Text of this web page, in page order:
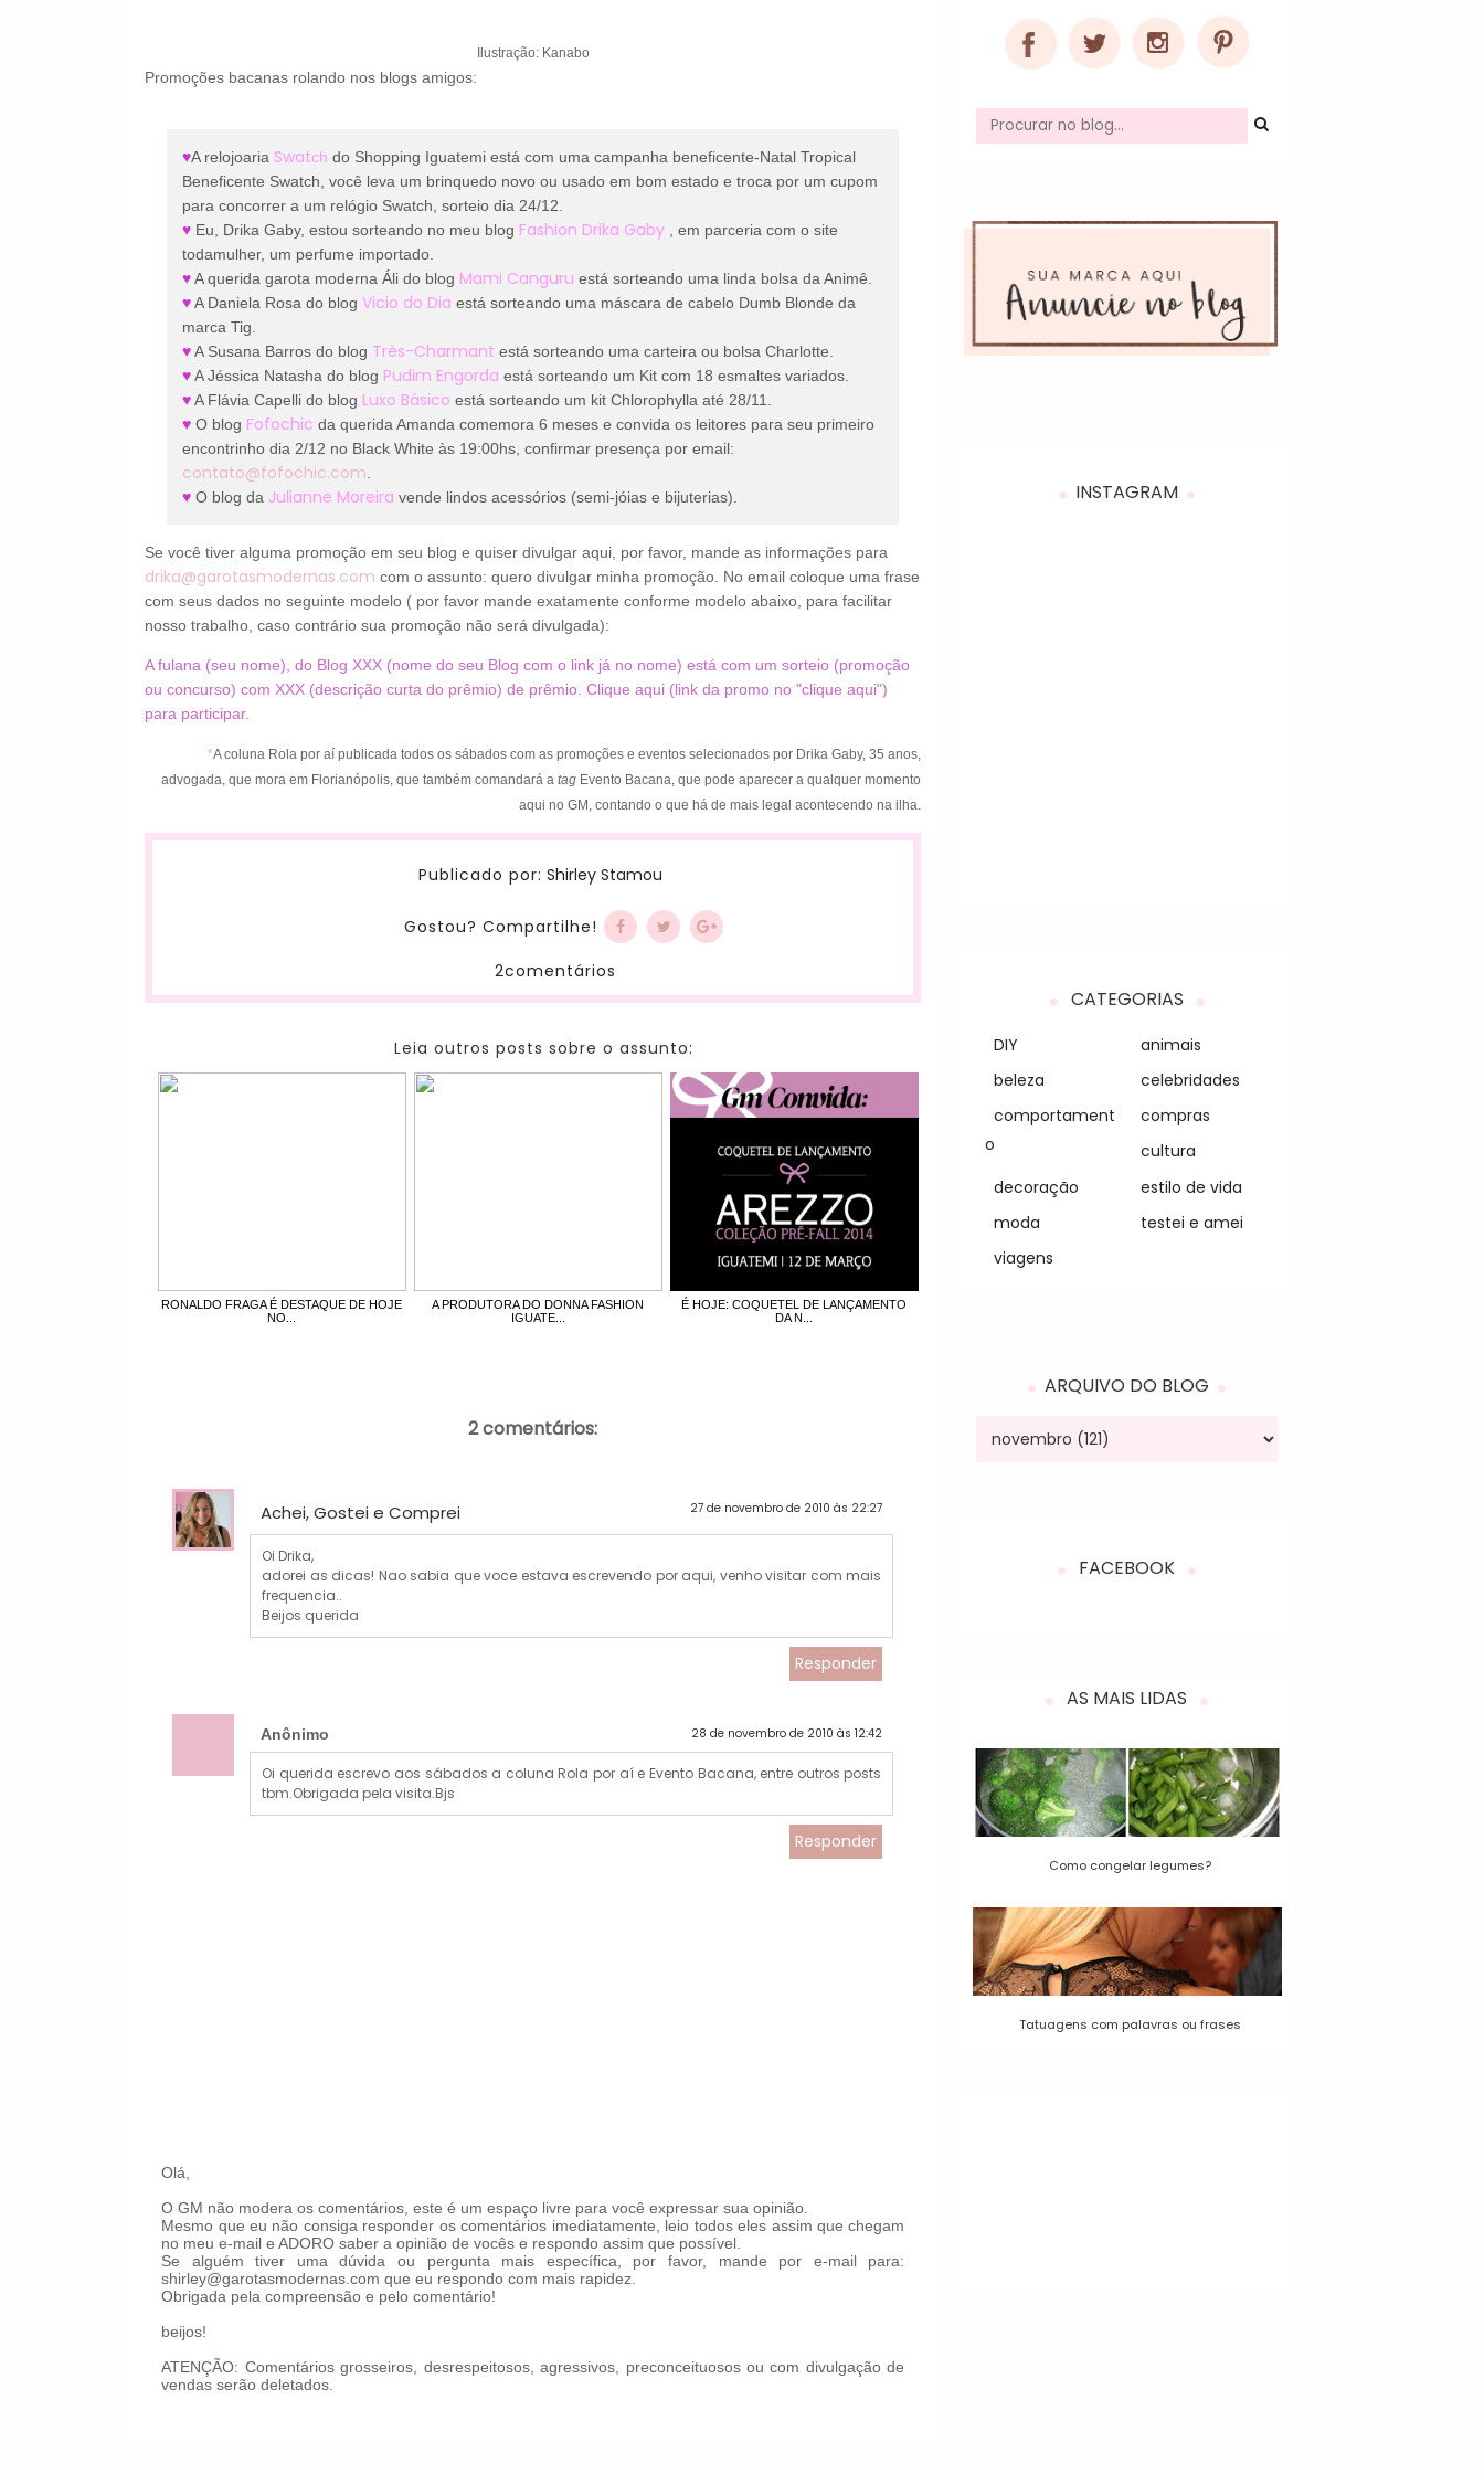
Ilustração: Kanabo
Promoções bacanas rolando nos blogs amigos:
♥A relojoaria Swatch do Shopping Iguatemi está com uma campanha beneficente-Natal Tropical
Beneficente Swatch, você leva um brinquedo novo ou usado em bom estado e troca por um cupom
para concorrer a um relógio Swatch, sorteio dia 24/12.
♥ Eu, Drika Gaby, estou sorteando no meu blog Fashion Drika Gaby , em parceria com o site
todamulher, um perfume importado.
♥A querida garota moderna Áli do blog Mami Canguru está sorteando uma linda bolsa da Animê.
♥A Daniela Rosa do blogVicio do Dia está sorteando uma máscara de cabelo Dumb Blonde da
marca Tig.
♥A Susana Barros do blog Très-Charmant está sorteando uma carteira ou bolsa Charlotte.
♥A Jéssica Natasha do blog Pudim Engorda está sorteando um Kit com 18 esmaltes variados.
♥A Flávia Capelli do blog Luxo Básico está sorteando um kit Chlorophylla até 28/11.
♥O blog Fofochic da querida Amanda comemora 6 meses e convida os leitores para seu primeiro
encontrinho dia 2/12 no Black White às 19:00hs, confirmar presença por email:
contato@fofochic.com
♥O blog da Julianne Moreira vende lindos acessórios (semi-jóias e bijuterias).
Se você tiver alguma promoção em seu blog e quiser divulgar aqui, por favor, mande as informações para
drika@garotasmodernas.com com o assunto: quero divulgar minha promoção. No email coloque uma frase
com seus dados no seguinte modelo ( por favor mande exatamente conforme modelo abaixo, para facilitar
nosso trabalho, caso contrário sua promoção não será divulgada):
A fulana (seu nome), do Blog XXX (nome do seu Blog com o link já no nome) está com um sorteio (promoção
ou concurso) com XXX (descrição curta do prêmio) de prêmio. Clique aqui (link da promo no "clique aqui")
para participar.
*A coluna Rola por aí publicada todos os sábados com as promoções e eventos selecionados por Drika Gaby, 35 anos,
advogada, que mora em Florianópolis, que também comandará atag Evento Bacana, que pode aparecer a qualquer momento
aqui no GM, contando o que há de mais legal acontecendo na ilha.
Publicado por: Shirley Stamou
Gostou? Compartilhe!
2comentários
Leia outros posts sobre o assunto:
RONALDO FRAGA É DESTAQUE DE HOJE
NO...
A PRODUTORA DO DONNA FASHION
IGUATE...
É HOJE: COQUETEL DE LANÇAMENTO
DA N...
2 comentários:
Achei, Gostei e Comprei 27 de novembro de 2010 às 22:27
Oi Drika,
adorei as dicas! Nao sabia que voce estava escrevendo por aqui, venho visitar com mais
frequencia..
Beijos querida
Responder
Anônimo 28 de novembro de 2010 às 12:42
Oi querida escrevo aos sábados a coluna Rola por aí e Evento Bacana, entre outros posts
tbm.Obrigada pela visita.Bjs
Responder
Olá,
O GM não modera os comentários, este é um espaço livre para você expressar sua opinião.
Mesmo que eu não consiga responder os comentários imediatamente, leio todos eles assim que chegam
no meu e-mail e ADORO saber a opinião de vocês e respondo assim que possível.
Se alguém tiver uma dúvida ou pergunta mais específica, por favor, mande por e-mail para:
shirley@garotasmodernas.com que eu respondo com mais rapidez.
Obrigada pela compreensão e pelo comentário!
beijos!
ATENÇÃO: Comentários grosseiros, desrespeitosos, agressivos, preconceituosos ou com divulgação de
vendas serão deletados.
INSTAGRAM
CATEGORIAS
DIY
animais
beleza
celebridades
comportament
o
compras
cultura
decoração
estilo de vida
moda
testei e amei
viagens
ARQUIVO DO BLOG
FACEBOOK
AS MAIS LIDAS
Como congelar legumes?
Tatuagens com palavras ou frases